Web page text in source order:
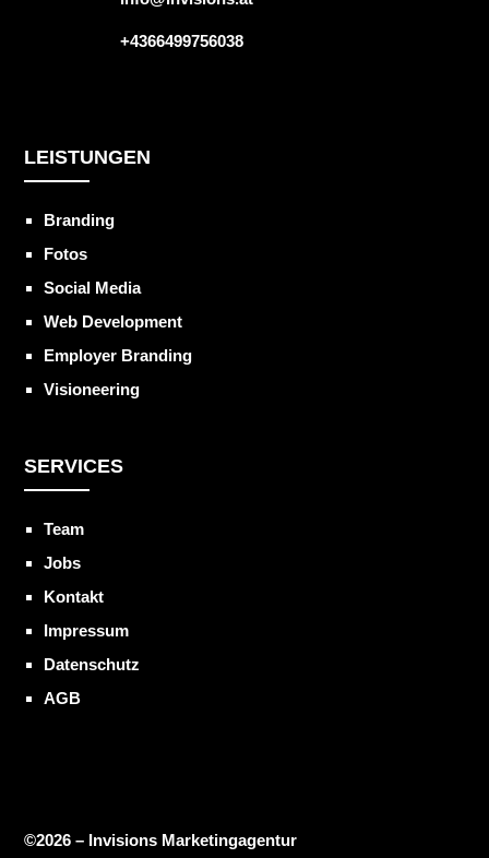
+4366499756038
LEISTUNGEN
Branding
Fotos
Social Media
Web Development
Employer Branding
Visioneering
SERVICES
Team
Jobs
Kontakt
Impressum
Datenschutz
AGB
©2026 – Invisions Marketingagentur